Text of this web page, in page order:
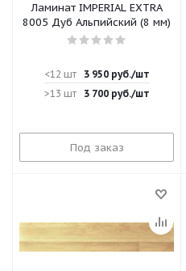
Ламинат IMPERIAL EXTRA
8005 Дуб Альпийский (8 мм)
<12 шт 3 950руб./шт
>13 шт
3 700руб./шт
Под заказ